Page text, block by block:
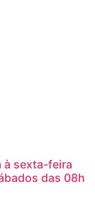
à sexta-feira
das 08h